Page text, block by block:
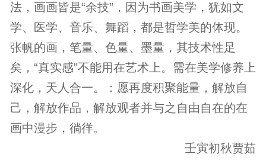
法，画画皆是“余技”，因为书画美学，犹如文
学、医学、音乐、舞蹈，都是哲学美的体现。
张帆的画，笔量、色量、墨量，其技术性足
矣，“真实感”不能用在艺术上。需在美学修养上
深化，天人合一。：愿再度积聚能量，解放自
己，解放作品，解放观者并与之自由自在的在
画中漫步，徜徉。
壬寅初秋贾茹